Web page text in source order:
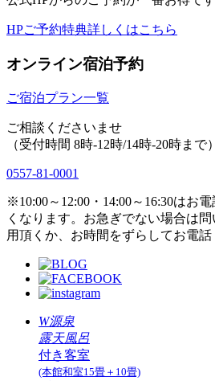
HPご予約特典詳しくはこちら
オンライン宿泊予約
ご宿泊プラン一覧
ご相談くださいませ
（受付時間 8時-12時/14時-20時まで）
0557-81-0001
※10:00～12:00・14:00～16:30はお
くなります。お急ぎでない場合は
用頂くか、お時間をずらしてお電話
W源泉
露天風呂
付き客室
(本館和室15畳＋10畳)